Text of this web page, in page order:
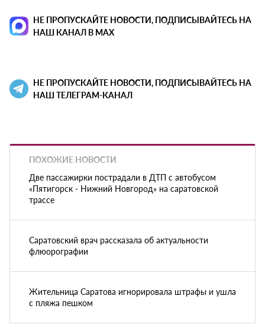
НЕ ПРОПУСКАЙТЕ НОВОСТИ, ПОДПИСЫВАЙТЕСЬ НА
НАШ КАНАЛ В MAX
НЕ ПРОПУСКАЙТЕ НОВОСТИ, ПОДПИСЫВАЙТЕСЬ НА
НАШ ТЕЛЕГРАМ-КАНАЛ
ПОХОЖИЕ НОВОСТИ
Две пассажирки пострадали в ДТП с автобусом
«Пятигорск - Нижний Новгород» на саратовской
трассе
Саратовский врач рассказала об актуальности
флюорографии
Жительница Саратова игнорировала штрафы и ушла
с пляжа пешком